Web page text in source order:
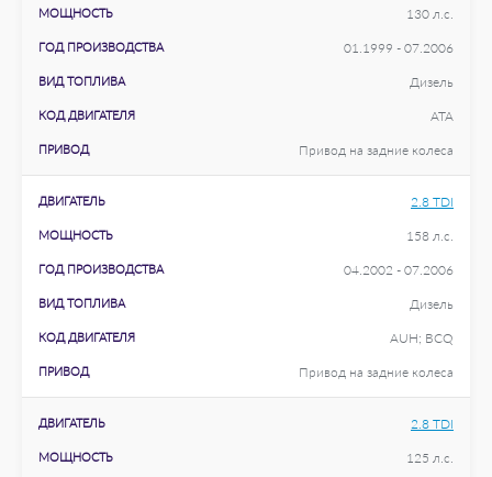
МОЩНОСТЬ 130 л.с.
ГОД ПРОИЗВОДСТВА 01.1999 - 07.2006
ВИД ТОПЛИВА Дизель
КОД ДВИГАТЕЛЯ ATA
ПРИВОД Привод на задние колеса
ДВИГАТЕЛЬ 2.8 TDI
МОЩНОСТЬ 158 л.с.
ГОД ПРОИЗВОДСТВА 04.2002 - 07.2006
ВИД ТОПЛИВА Дизель
КОД ДВИГАТЕЛЯ AUH; BCQ
ПРИВОД Привод на задние колеса
ДВИГАТЕЛЬ 2.8 TDI
МОЩНОСТЬ 125 л.с.